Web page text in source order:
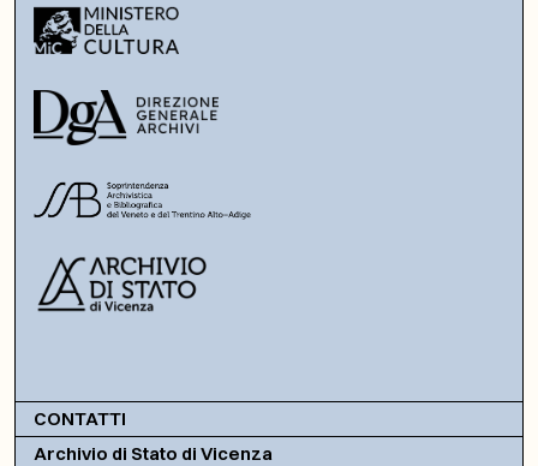
CONTATTI
Archivio di Stato di Vicenza